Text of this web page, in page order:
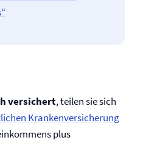
versichert, teilen sie sich
Kranken­versicherung
plus